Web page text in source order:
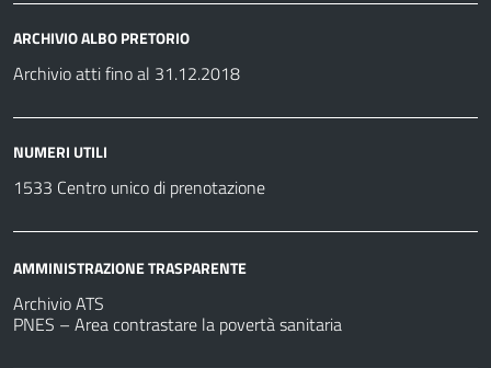
ARCHIVIO ALBO PRETORIO
Archivio atti fino al 31.12.2018
NUMERI UTILI
1533 Centro unico di prenotazione
AMMINISTRAZIONE TRASPARENTE
Archivio ATS
PNES – Area contrastare la povertà sanitaria